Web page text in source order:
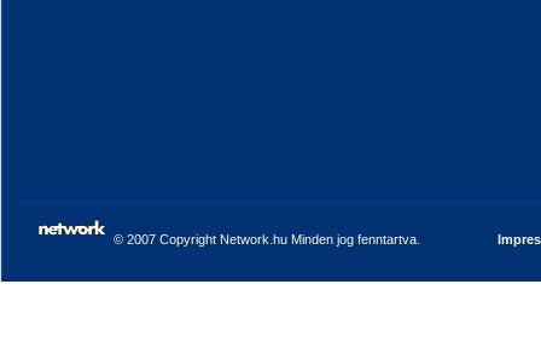
© 2007 Copyright Network.hu Minden jog fenntartva.